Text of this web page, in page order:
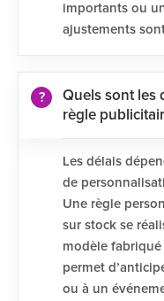
importants ou
ajustements
Quels sont les
règle
Les délais
de
Une règle
sur stock se
modèle fabriqué
permet
ou à un